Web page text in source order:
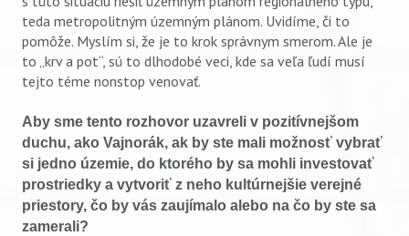
teda metropolitným územným plánom. Uvidíme, či to
pomôže. Myslím si, že je to krok správnym smerom. Ale je
to „krv a pot“, sú to dlhodobé veci, kde sa veľa ľudí musí
tejto téme nonstop venovať.
Aby sme tento rozhovor uzavreli v pozitívnejšom
duchu, ako Vajnorák, ak by ste mali možnosť vybrať
si jedno územie, do ktorého by sa mohli investovať
prostriedky a vytvoriť z neho kultúrnejšie verejné
priestory, čo by vás zaujímalo alebo na čo by ste sa
zamerali?